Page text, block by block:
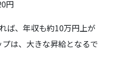
円
ば、年収も約10万円上が
は、大きな昇給となるで